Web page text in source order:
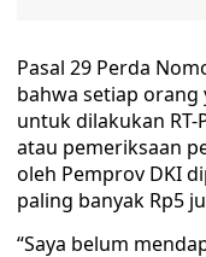
Pasal 29 Perda
bahwa setiap
untuk dilakukan RT-
atau pemeriksaan
oleh Pemprov DKI
paling banyak Rp5
“Saya belum